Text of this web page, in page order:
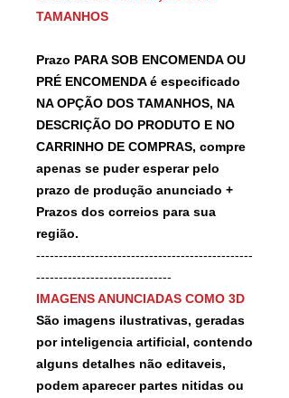
TAMANHOS
Prazo PARA SOB ENCOMENDA OU
PRÉ ENCOMENDA é especificado
NA OPÇÃO DOS TAMANHOS, NA
DESCRIÇÃO DO PRODUTO E NO
CARRINHO DE COMPRAS, compre
apenas se puder esperar pelo
prazo de produção anunciado +
Prazos dos correios para sua
região.
------------------------------------------------
------------------------------
IMAGENS ANUNCIADAS COMO 3D
São imagens ilustrativas, geradas
por inteligencia artificial, contendo
alguns detalhes não editaveis,
podem aparecer partes nitidas ou